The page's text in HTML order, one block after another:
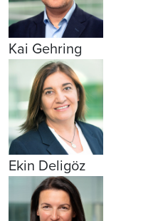
Kai Gehring
Ekin Deligöz